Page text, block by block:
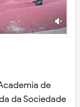
de
da Sociedade